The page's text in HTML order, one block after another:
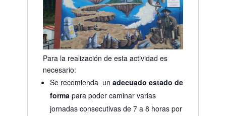
Para la realización de esta actividad es
necesario:
Se recomienda un adecuado estado de
formapara poder caminar varias
jornadas consecutivas de 7 a 8 horas por